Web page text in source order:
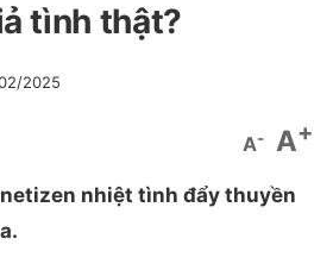
tình thật?
2025
A- A+
nhiệt tình đẩy thuyền